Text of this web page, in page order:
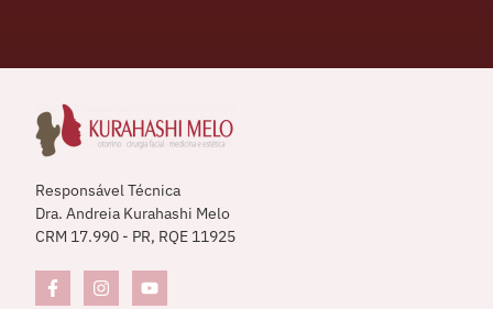
Responsável Técnica
Dra. Andreia Kurahashi Melo
CRM 17.990 - PR, RQE 11925